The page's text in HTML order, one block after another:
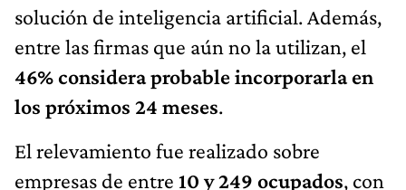
solución de inteligencia artificial. Además,
entre las firmas que aún no la utilizan, el
46% considera probable incorporarla en
los próximos 24 meses.
El relevamiento fue realizado sobre
empresas de entre 10 y 249 ocupados, con